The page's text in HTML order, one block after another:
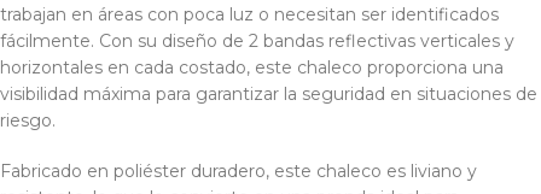
trabajan en áreas con poca luz o necesitan ser identificados
fácilmente. Con su diseño de 2 bandas reflectivas verticales y
horizontales en cada costado, este chaleco proporciona una
visibilidad máxima para garantizar la seguridad en situaciones de
riesgo.
Fabricado en poliéster duradero, este chaleco es liviano y